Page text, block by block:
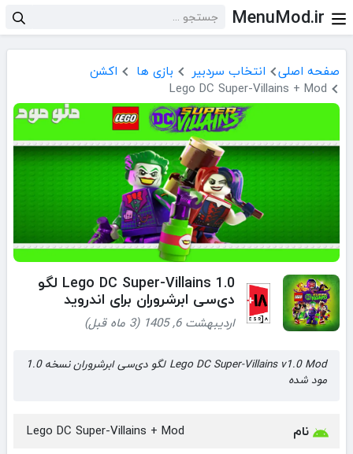
MenuMod.ir
صفحه اصلی انتخاب سردبیر بازی ها
اکشن
Lego DC Super-Villains + Mod
Lego DC Super-Villains 1.0 لگو
دی‌سی ابرشروران برای اندروید
اردیبهشت 6, 1405 (3 ماه قبل)
Lego DC Super-Villains v1.0 Mod لگو دی‌سی ابرشروران نسخه 1.0
مود شده
نام Lego DC Super-Villains + Mod